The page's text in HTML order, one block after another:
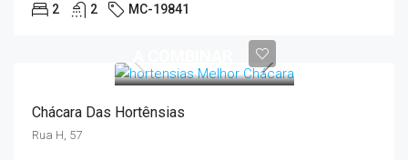
2 2 MC-19841
Chácara Das Hortênsias
Rua H, 57